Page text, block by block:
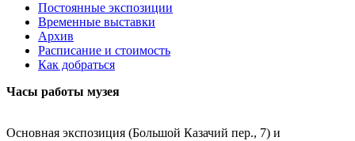
Постоянные экспозиции
Временные выставки
Архив
Расписание и стоимость
Как добраться
Часы работы музея
Основная экспозиция (Большой Казачий пер., 7) и